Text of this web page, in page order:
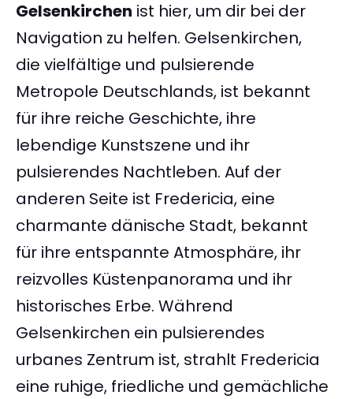
Gelsenkirchen ist hier, um dir bei der
Navigation zu helfen. Gelsenkirchen,
die vielfältige und pulsierende
Metropole Deutschlands, ist bekannt
für ihre reiche Geschichte, ihre
lebendige Kunstszene und ihr
pulsierendes Nachtleben. Auf der
anderen Seite ist Fredericia, eine
charmante dänische Stadt, bekannt
für ihre entspannte Atmosphäre, ihr
reizvolles Küstenpanorama und ihr
historisches Erbe. Während
Gelsenkirchen ein pulsierendes
urbanes Zentrum ist, strahlt Fredericia
eine ruhige, friedliche und gemächliche